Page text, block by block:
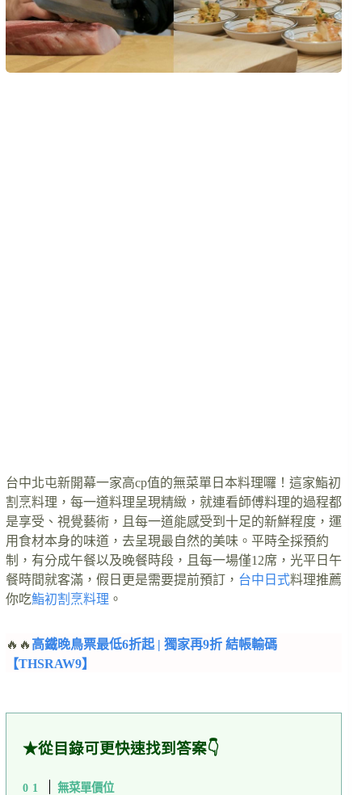
台中北屯新開幕一家高cp值的無菜單日本料理囉！這家鮨初
割烹料理，每一道料理呈現精緻，就連看師傅料理的過程都
是享受、視覺藝術，且每一道能感受到十足的新鮮程度，運
用食材本身的味道，去呈現最自然的美味。平時全採預約
制，有分成午餐以及晚餐時段，且每一場僅12席，光平日午
餐時間就客滿，假日更是需要提前預訂， 台中日式料理推薦
你吃鮨初割烹料理 。
🔥🔥 高鐵晚鳥票最低6折起 | 獨家再9折 結帳輸碼
【THSRAW9】
★從目錄可更快速找到答案👇
無菜單價位